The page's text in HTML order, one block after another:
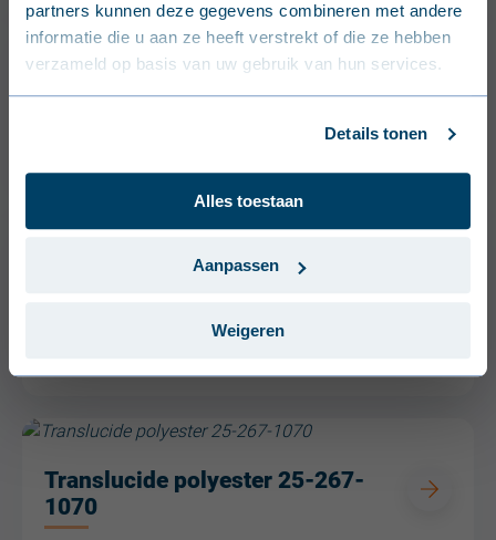
partners kunnen deze gegevens combineren met andere
informatie die u aan ze heeft verstrekt of die ze hebben
verzameld op basis van uw gebruik van hun services.
Details tonen
Alles toestaan
Aanpassen
Weigeren
Nederlands (Nederland)
Deutsch (Deutschland)
Svenska (Sverige)
Português (Portugal)
Translucide polyester 18-076-
Translucide polyester 25-267-
1070